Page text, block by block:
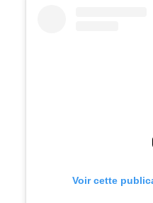
Voir cette